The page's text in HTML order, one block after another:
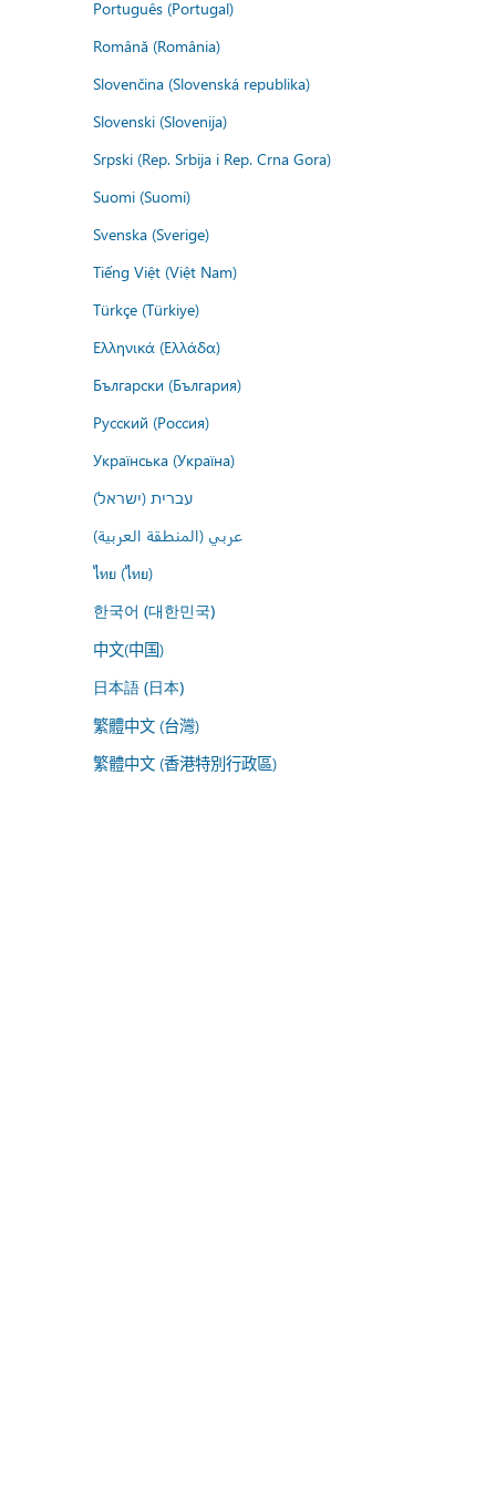
Português (Portugal)
Română (România)
Slovenčina (Slovenská republika)
Slovenski (Slovenija)
Srpski (Rep. Srbija i Rep. Crna Gora)
Suomi (Suomi)
Svenska (Sverige)
Tiếng Việt (Việt Nam)
Türkçe (Türkiye)
Ελληνικά (Ελλάδα)
Български (България)
Русский (Россия)
Українська (Україна)
עברית (ישראל)
عربي (المنطقة العربية)
ไทย (ไทย)
한국어 (대한민국)
中文(中国)
日本語 (日本)
繁體中文 (台灣)
繁體中文 (香港特別行政區)